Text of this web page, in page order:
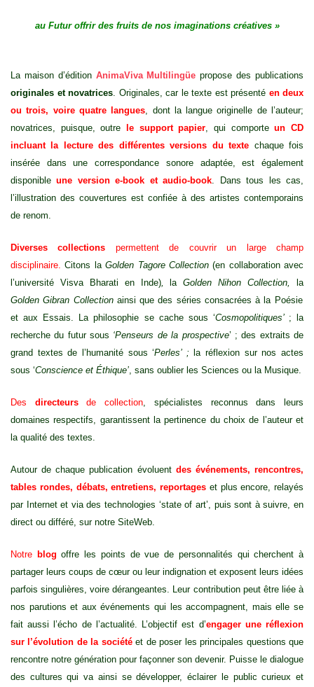
au Futur offrir des fruits de nos imaginations créatives »
La maison d’édition AnimaViva Multilingüe propose des publications
originales et novatrices. Originales, car le texte est présenté en deux
ou trois, voire quatre langues, dont la langue originelle de l’auteur;
novatrices, puisque, outre
le support papier, qui comporteun CD
incluant la lecture des différentes versions du texte chaque fois
insérée dans une correspondance sonore adaptée, est également
disponibleune version e-book et audio-book. Dans tous les cas,
l’illustration des couvertures est confiée à des artistes contemporains
de renom.
Diverses collections permettent de couvrir un large champ
disciplinaire. Citons laGolden Tagore Collection(en collaboration avec
l’université Visva Bharati en Inde), laGolden Nihon Collection,
la
Golden Gibran Collectionainsi que des séries consacrées à la Poésie
et aux Essais. La philosophie se cache sous ‘Cosmopolitiques’ ; la
recherche du futur sous ‘Penseurs de la prospective’ ; des extraits de
grand textes de l’humanité sous ‘Perles’ ; la réflexion sur nos actes
sous ‘Conscience et Éthique’, sans oublier les Sciences ou la Musique.
Des directeursde collection, spécialistes reconnus dans leurs
domaines respectifs, garantissent la pertinence du choix de l’auteur et
la qualité des textes.
Autour de chaque publication évoluent des événements, rencontres,
tables rondes, débats, entretiens, reportages et plus encore, relayés
par Internet et via des technologies ‘state of art’, puis sont à suivre, en
direct ou différé, sur notre SiteWeb.
Notre blog offre les points de vue de personnalités qui cherchent à
partager leurs coups de cœur ou leur indignation et exposent leurs idées
parfois singulières, voire dérangeantes. Leur contribution peut être liée à
nos parutions et aux événements qui les accompagnent, mais elle se
fait aussi l’écho de l’actualité. L’objectif est d’engager une réflexion
sur l’évolution de la sociétéet de poser les principales questions que
rencontre notre génération pour façonner son devenir. Puisse le dialogue
des cultures qui va ainsi se développer, éclairer le public curieux et